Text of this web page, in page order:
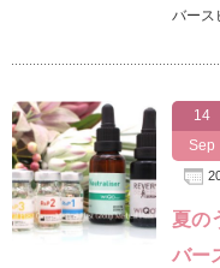
バー
14
Sep
夏の
バー